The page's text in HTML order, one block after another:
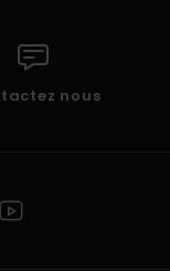
nous